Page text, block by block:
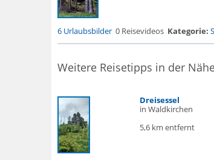
6 Urlaubsbilder 0 Reisevideos Kategorie:
Weitere Reisetipps in der
Dreisessel
in Waldkirchen
5,6 km entfernt